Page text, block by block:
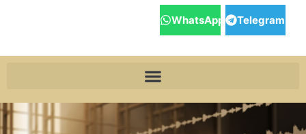
WhatsApp Telegram